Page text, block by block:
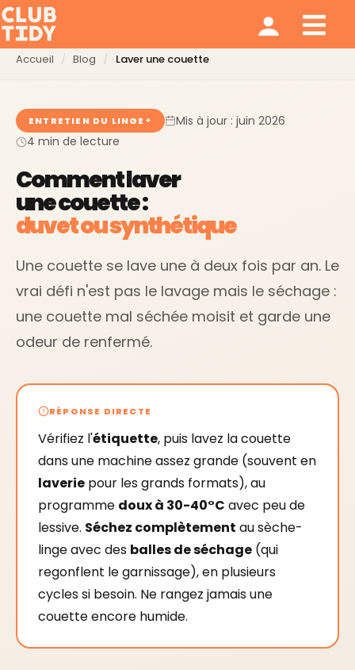
Accueil Blog Laver une couette
ENTRETIEN DU LINGE
Mis à jour : juin 2026
4 min de lecture
Comment laver
une couette :
duvet ou synthétique
Une couette se lave une à deux fois par an. Le
vrai défi n'est pas le lavage mais le séchage :
une couette mal séchée moisit et garde une
odeur de renfermé.
RÉPONSE DIRECTE
Vérifiez l'étiquette, puis lavez la couette
dans une machine assez grande (souvent en
laverie pour les grands formats), au
programme doux à 30-40°C avec peu de
lessive. Séchez complètement au sèche-
linge avec des balles de séchage (qui
regonflent le garnissage), en plusieurs
cycles si besoin. Ne rangez jamais une
couette encore humide.